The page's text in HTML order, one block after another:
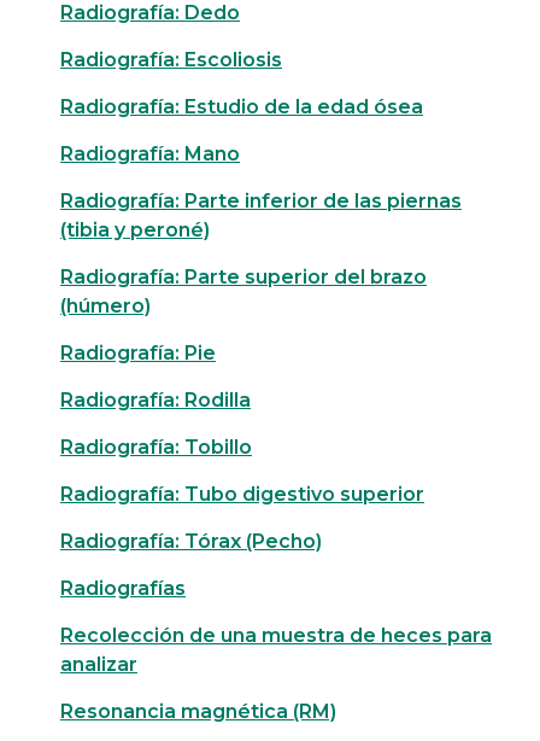
Radiografía: Dedo
Radiografía: Escoliosis
Radiografía: Estudio de la edad ósea
Radiografía: Mano
Radiografía: Parte inferior de las piernas
(tibia y peroné)
Radiografía: Parte superior del brazo
(húmero)
Radiografía: Pie
Radiografía: Rodilla
Radiografía: Tobillo
Radiografía: Tubo digestivo superior
Radiografía: Tórax (Pecho)
Radiografías
Recolección de una muestra de heces para
analizar
Resonancia magnética (RM)